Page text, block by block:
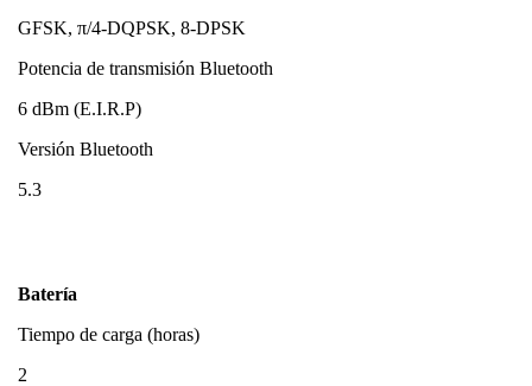
GFSK, π/4-DQPSK, 8-DPSK
Potencia de transmisión Bluetooth
6 dBm (E.I.R.P)
Versión Bluetooth
5.3
Batería
Tiempo de carga (horas)
2